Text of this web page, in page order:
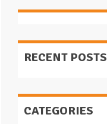
RECENT POSTS
CATEGORIES